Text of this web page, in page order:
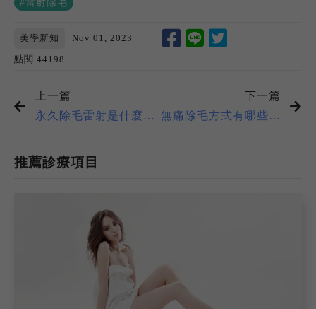
#雷射除毛
美學新知
Nov 01, 2023
點閱 44198
上一篇
永久除毛雷射是什麼？
下一篇
無痛除毛方式有哪些？